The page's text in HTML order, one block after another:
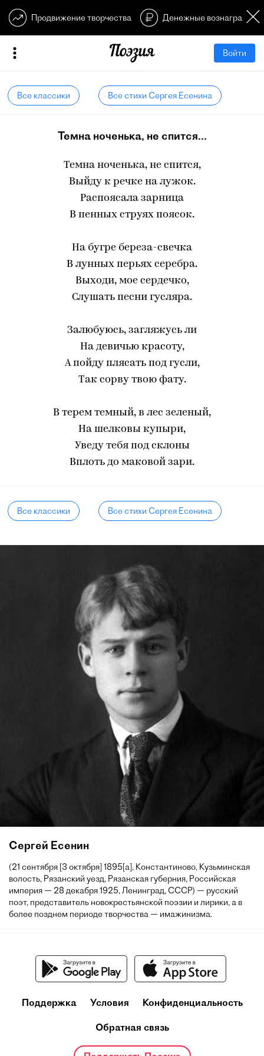
Продвижение творчества Денежные
Войти
Все классики Все стихи Сергея Есенина
Темна ноченька, не спится...
Темна ноченька, не спится,
Выйду к речке на лужок.
Распоясала зарница
В пенных струях поясок.
На бугре береза-свечка
В лунных перьях серебра.
Выходи, мое сердечко,
Слушать песни гусляра.
Залюбуюсь, загляжусь ли
На девичью красоту,
А пойду плясать под гусли,
Так сорву твою фату.
В терем темный, в лес зеленый,
На шелковы купыри,
Уведу тебя под склоны
Вплоть до маковой зари.
Все классики Все стихи Сергея Есенина
Сергей Есенин
(21 сентября [3 октября] 1895[a], Константиново, Кузьминская
волость, Рязанский уезд, Рязанская губерния, Российская
империя — 28 декабря 1925, Ленинград, СССР) — русский
поэт, представитель новокрестьянской поэзии и лирики, а в
более позднем периоде творчества — имажинизма.
Поддержка Условия Конфиденциальность
Обратная связь